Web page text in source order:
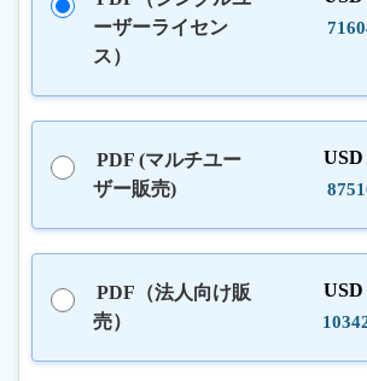
ーザーライセン
ス）
PDF (マルチユー
ザー販売)
USD
PDF（法人向け販
売）
USD